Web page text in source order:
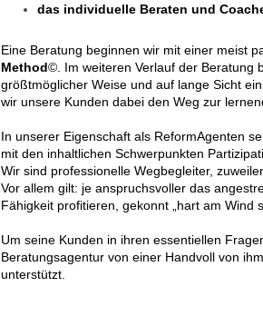
das individuelle Beraten und
Eine Beratung beginnen wir mit einer meist
Method©. Im weiteren Verlauf der Beratung
größtmöglicher Weise und auf lange Sicht
wir unsere Kunden dabei den Weg zur
In unserer Eigenschaft als ReformAgenten
mit den inhaltlichen Schwerpunkten
Wir sind professionelle Wegbegleiter,
Vor allem gilt: je anspruchsvoller das
Fähigkeit profitieren, gekonnt „hart am Wind
Um seine Kunden in ihren essentiellen
Beratungsagentur von einer Handvoll von
unterstützt.